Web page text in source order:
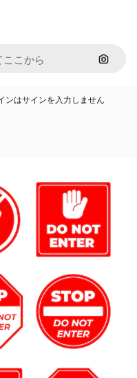
画像で
ンはサインを入力しません